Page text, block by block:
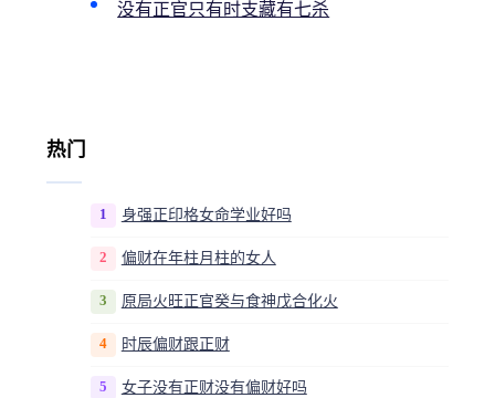
没有正官只有时支藏有七杀
热门
1 身强正印格女命学业好吗
2 偏财在年柱月柱的女人
3 原局火旺正官癸与食神戊合化火
4 时辰偏财跟正财
5 女子没有正财没有偏财好吗